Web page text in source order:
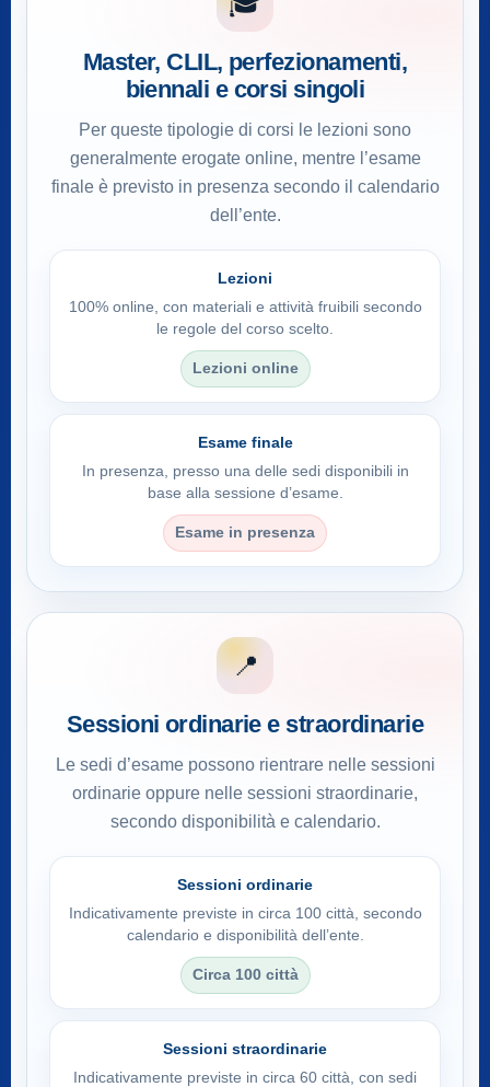
Master, CLIL, perfezionamenti,
biennali e corsi singoli
Per queste tipologie di corsi le lezioni sono
generalmente erogate online, mentre l’esame
finale è previsto in presenza secondo il calendario
dell’ente.
Lezioni
100% online, con materiali e attività fruibili secondo
le regole del corso scelto.
Lezioni online
Esame finale
In presenza, presso una delle sedi disponibili in
base alla sessione d’esame.
Esame in presenza
📍
Sessioni ordinarie e straordinarie
Le sedi d’esame possono rientrare nelle sessioni
ordinarie oppure nelle sessioni straordinarie,
secondo disponibilità e calendario.
Sessioni ordinarie
Indicativamente previste in circa 100 città, secondo
calendario e disponibilità dell’ente.
Circa 100 città
Sessioni straordinarie
Indicativamente previste in circa 60 città, con sedi